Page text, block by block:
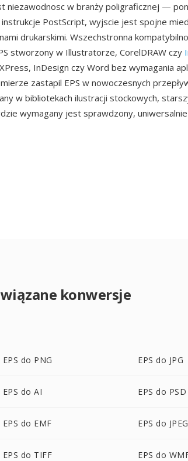
niezawodnosc w branży poligraficznej —
PostScript, wyjscie jest spojne
drukarskimi. Wszechstronna
stworzony w Illustratorze, CorelDRAW czy
InDesign czy Word bez wymagania
zastapil EPS w nowoczesnych
w bibliotekach ilustracji stockowych,
wymagany jest sprawdzony,
konwersje
EPS do PNG EPS do JPG
EPS do AI EPS do PSD
EPS do EMF EPS do JPEG
EPS do TIFF EPS do